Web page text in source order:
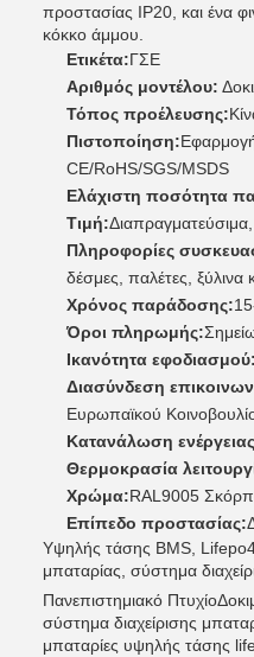
προστασίας IP20, και ένα
κόκκο άμμου.
Ετικέτα:ΓΣΕ
Αριθμός μοντέλου:
Τόπος προέλευσης:
Πιστοποίηση:
CE/RoHS/SGS/MSDS
Ελάχιστη ποσότητα
Τιμή:
Πληροφορίες
δέσμες, παλέτες, ξύλινα
Χρόνος παράδοσης:
Όροι πληρωμής:
Ικανότητα εφοδιασμού:
Διασύνδεση
Ευρωπαϊκού
Κατανάλωση
Θερμοκρασία
Χρώμα:RAL9005
Επίπεδο προστασίας:
Υψηλής τάσης BMS, Lifepo4
μπαταρίας, σύστημα
Πανεπιστημιακό Πτυχίο
σύστημα διαχείρισης
μπαταρίες υψηλής τάσης